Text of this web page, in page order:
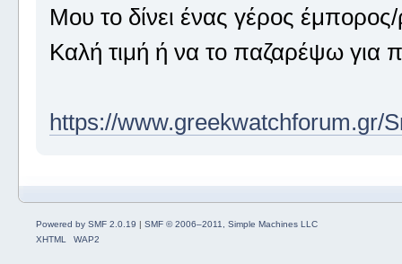
Μου το δίνει ένας γέρος
Καλή τιμή ή να το παζαρέψω για
https://www.greekwatchforum.gr/
Powered by SMF 2.0.19 | SMF © 2006–2011, Simple Machines LLC
XHTML
WAP2